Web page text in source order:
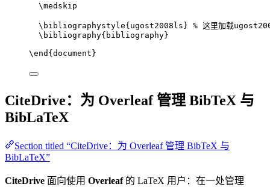
\medskip
\bibliographystyle{ugost2008ls} % 这里加载
\bibliography{bibliography}
\end { document }
CiteDrive：为 Overleaf 管理 BibTeX 与
BibLaTeX
Section titled “CiteDrive：为 Overleaf 管理 BibTeX 与
BibLaTeX”
CiteDrive 面向使用 Overleaf的 LaTeX 用户：在一处管理